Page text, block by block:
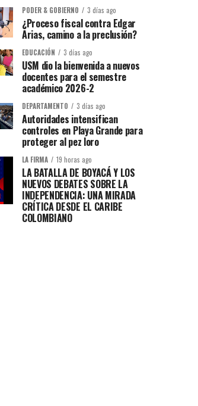
PODER & GOBIERNO 3 días ago
¿Proceso fiscal contra Edgar
Arias, camino a la preclusión?
EDUCACIÓN 3 días ago
USM dio la bienvenida a nuevos
docentes para el semestre
académico 2026-2
DEPARTAMENTO 3 días ago
Autoridades intensifican
controles en Playa Grande para
proteger al pez loro
LA FIRMA 19 horas ago
LA BATALLA DE BOYACÁ Y LOS
NUEVOS DEBATES SOBRE LA
INDEPENDENCIA: UNA MIRADA
CRÍTICA DESDE EL CARIBE
COLOMBIANO